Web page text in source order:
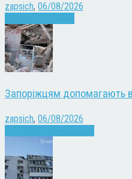
zapsich, 06/08/2026
Запоріжцям допомагають
zapsich, 06/08/2026